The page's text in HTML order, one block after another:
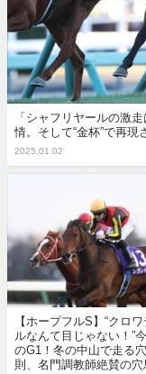
「シャフリヤールの激
情。そして“金杯”で再現
2025.01.02
【ホープフルS】“クロ
ルなんて目じゃない！”
のG1！冬の中山で走る
則、名門調教師絶賛の穴